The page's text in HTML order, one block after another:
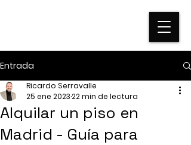
Entrada
Alquilar un piso en
Madrid - Guía para
Ricardo Serravalle
25 ene 202322 min de lectura